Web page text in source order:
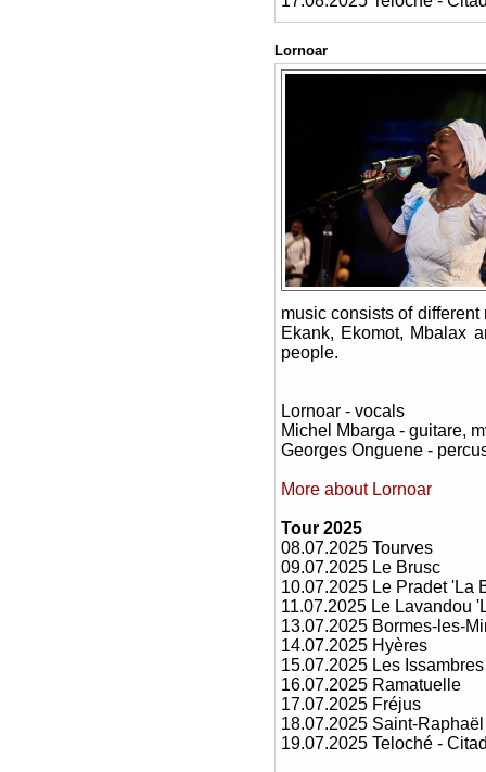
Lornoar
music consists of
Ekank, Ekomot, Mbalax
people.
Lornoar - vocals
Michel Mbarga - guitare,
Georges Onguene -
More about Lornoar
Tour 2025
08.07.2025 Tourves
09.07.2025 Le Brusc
10.07.2025 Le Pradet 'La
11.07.2025 Le Lavandou
13.07.2025 Bormes-les-
14.07.2025 Hyères
15.07.2025 Les
16.07.2025 Ramatuelle
17.07.2025 Fréjus
18.07.2025 Saint-
19.07.2025 Teloché -